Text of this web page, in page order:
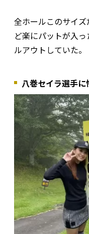
全ホールこのサイ
ど楽にパットが入
ルアウトしていた。
八巻セイラ選手